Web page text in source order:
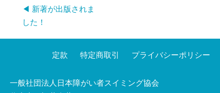
◀ 新著が出版されま
した！
一般社団法人日本障がい者スイミング協会
定款 特定商取引 プライバシーポリシー